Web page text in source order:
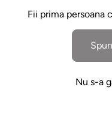
Fii prima persoana
Nu s-a